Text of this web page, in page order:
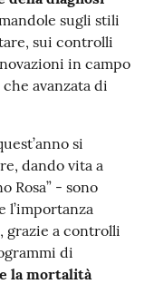
sugli stili
sui controlli
in campo
avanzata di
si
dando vita a
Rosa” - sono
l’importanza
grazie a controlli
di
la mortalità